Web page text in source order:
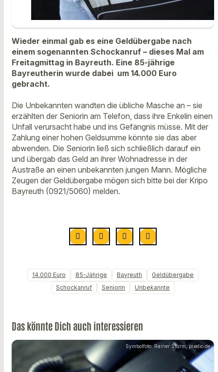
Wieder einmal gab es eine Geldübergabe nach
einem sogenannten Schockanruf – dieses Mal am
Freitagmittag in Bayreuth. Eine 85-jährige
Bayreutherin wurde dabei um 14.000 Euro
gebracht.
Die Unbekannten wandten die übliche Masche an – sie
erzählten der Seniorin am Telefon, dass ihre Enkelin einen
Unfall verursacht habe und ins Gefängnis müsse. Mit der
Zahlung einer hohen Geldsumme könnte sie das aber
abwenden. Die Seniorin ließ sich schließlich darauf ein
und übergab das Geld an ihrer Wohnadresse in der
Austraße an einen unbekannten jungen Mann. Mögliche
Zeugen der Geldübergabe mögen sich bitte bei der Kripo
Bayreuth (0921/5060) melden.
14.000 Euro 85-Jährige Bayreuth
Geldübergabe
Schockanruf
Seniorin Unbekannte
Das könnte Dich auch interessieren
Symbolfoto: Rainer Sturm, pixelio.de